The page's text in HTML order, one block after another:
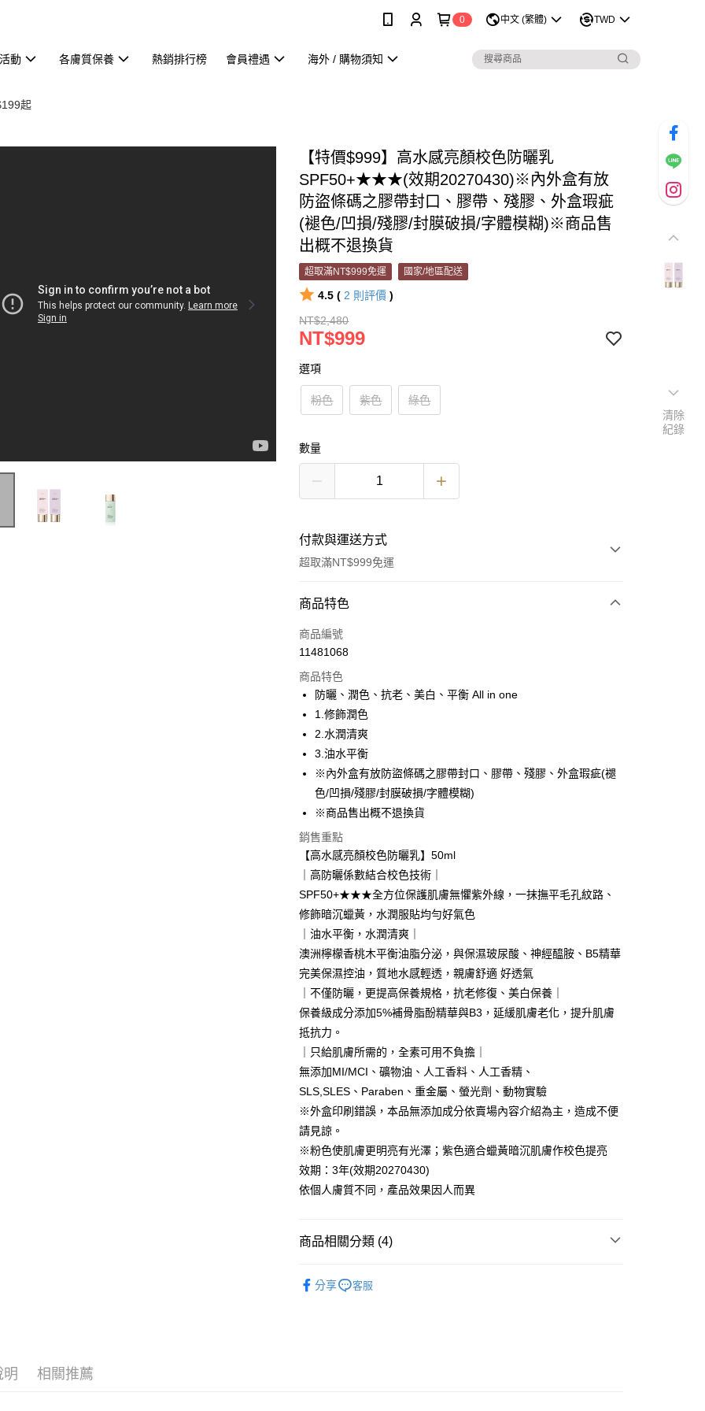
0 中文 (繁體) TWD
動 各膚質保養 熱銷排行榜 會員禮遇 海外 / 購物須知
起
【特價$999】高水感亮顏校色防曬乳
SPF50+★★★(效期20270430)※內外盒有放
防盜條碼之膠帶封口、膠帶、殘膠、外盒瑕疵
(褪色/凹損/殘膠/封膜破損/字體模糊)※商品售
出概不退換貨
超取滿NT$999免運 國家/地區配送
4.5 ( 2 則評價 )
NT$2,480
NT$999
選項
粉色 紫色 綠色
數量
付款與運送方式
超取滿NT$999免運
付款方式
信用卡一次付款
LINE Pay
Apple Pay
悠遊付
Google Pay
網路銀行/電子錢包
支援用馬幣 (MYR) 付款，結帳時商品金額可能因匯率變動而有所調整。
大哥付你分期
相關說明
1.本服務由台灣大哥大提供，台灣大哥大用戶可立即使用無須另外申請。
2.付款方式選擇「大哥付你分期」，訂單成立後會自動跳轉到大哥付的交易
流程，驗證手機門號後，選擇欲分期的期數、繳款截止日，確認付款後即
完成交易。
3.實際核准額度、可分期數及費用金額請依後續交易確認頁面所載為準。
4.訂單成立30分鐘內，如未前往確認交易或遇審核未通過，訂單將自動取
消。如遇「轉專審核」未通過狀況，表示未達大哥付你分期系統評分，恕
無法說明評估內容。
【繳款方式說明】
1.分期款項不併入電信帳單，「大哥付你分期」於每月結算日後寄送繳費提
2.透過簡訊連結打開帳單後，可選擇「超商條碼／台灣大直營門市／銀行轉
帳／街口支付／iPASS MONEY」等通路繳費。
【注意事項】
1.本服務係由「台灣大哥大股份有限公司」（以下簡稱本公司）所提供，讓
用戶於交易時，得透過本服務購買商品或服務，並由商店將買賣／分期付
2.基於同意付款使用「大哥付你分期」之契約關係目的，商店將以您的個人
資料（包含姓名、電話或地址）提供予台灣大哥大進項蒐集、處理及利
用，由本公司與您本人進行分期帳單所需資料之確認、核對及更正。
3.完整用戶服務條款，請詳閱以下連結：https://oppay.tw/userRule
AFTEE先享後付
相關說明
【關於「AFTEE先享後付」】
AFTEE先享後付是「在收到商品之後才付款」的支付方式。 讓您購物簡單
便利好安心！
１．簡單：不需註冊會員、不需綁卡、不需儲值。
２．便利：只要手機號碼，簡訊認證，即可結帳。
【「AFTEE先享後付」結帳流程】
１．於結帳方式選擇「AFTEE先享後付」後，將跳轉至「AFTEE先享後
付」結帳頁面，進行簡訊認證並確認金額後，即可完成結帳。
２．訂單成立數日內，您將收到繳費通知簡訊。
３．收到繳費通知簡訊後14天內，點擊此簡訊中的連結，可透過四大超商
※ 請注意：結帳手續完成當下不需立刻繳費，但若您需要取消訂單，請聯
絡購買商品的店家。未經商家同意取消之訂單仍視為有效，需透過AFTEE
先享後付繳納相關費用。
※ 交易是否成功請以「AFTEE先享後付 」之結帳頁面顯示為準，若有關於
是否繳費成功／繳費後需取消欲退款等相關疑問，請聯繫「AFTEE先享後
付客戶支援中心」https://netprotections.freshdesk.com/support/home
交易，需依本服務之必要範圍內提供個人資料，並將交易相關給付款項請
https://aftee.tw/terms/#terms3
ATM付款
貨到付款
全家取貨付款
每筆NT$80，滿NT$999(含以上)免運費
付款後全家取貨
每筆NT$80，滿NT$1,880(含以上)免運費
萊爾富取貨付款
每筆NT$80，滿NT$2,000(含以上)免運費
商品特色
商品編號
11481068
商品特色
防曬、潤色、抗老、美白、平衡 All in one
1.修飾潤色
2.水潤清爽
3.油水平衡
※內外盒有放防盜條碼之膠帶封口、膠帶、殘膠、外盒瑕疵(褪
色/凹損/殘膠/封膜破損/字體模糊)
※商品售出概不退換貨
銷售重點
【高水感亮顏校色防曬乳】50ml
｜高防曬係數結合校色技術｜
SPF50+★★★全方位保護肌膚無懼紫外線，一抹撫平毛孔紋路、
修飾暗沉蠟黃，水潤服貼均勻好氣色
｜油水平衡，水潤清爽｜
澳洲檸檬香桃木平衡油脂分泌，與保濕玻尿酸、神經醯胺、B5精華
完美保濕控油，質地水感輕透，親膚舒適 好透氣
｜不僅防曬，更提高保養規格，抗老修復、美白保養｜
保養級成分添加5%補骨脂酚精華與B3，延緩肌膚老化，提升肌膚
抵抗力。
｜只給肌膚所需的，全素可用不負擔｜
無添加MI/MCI、礦物油、人工香料、人工香精、
SLS,SLES、Paraben、重金屬、螢光劑、動物實驗
※外盒印刷錯誤，本品無添加成分依賣場內容介紹為主，造成不便
請見諒。
※粉色使肌膚更明亮有光澤；紫色適合蠟黃暗沉肌膚作校色提亮
效期：3年(效期20270430)
依個人膚質不同，產品效果因人而異
商品相關分類 (4)
分享 客服
明 相關推薦
清除
紀錄